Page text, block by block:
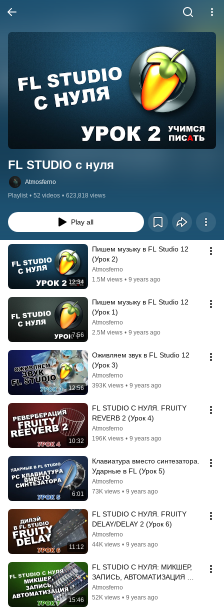
FL STUDIO с нуля
Atmosferno
Playlist • 52 videos • 623,818 views
Play all
12:34
Пишем музыку в FL Studio 12
(Урок 2)
Atmosferno
1.5M views • 9 years ago
7:56
Пишем музыку в FL Studio 12
(Урок 1)
Atmosferno
2.5M views • 9 years ago
12:56
Оживляем звук в FL Studio 12
(Урок 3)
Atmosferno
393K views • 9 years ago
10:32
FL STUDIO С НУЛЯ. FRUITY
REVERB 2 (Урок 4)
Atmosferno
196K views • 9 years ago
6:01
Клавиатура вместо синтезатора.
Ударные в FL (Урок 5)
Atmosferno
73K views • 9 years ago
11:12
FL STUDIO С НУЛЯ. FRUITY
DELAY/DELAY 2 (Урок 6)
Atmosferno
44K views • 9 years ago
15:46
FL STUDIO С НУЛЯ: МИКШЕР,
ЗАПИСЬ, АВТОМАТИЗАЦИЯ
(Урок 7)
Atmosferno
52K views • 9 years ago